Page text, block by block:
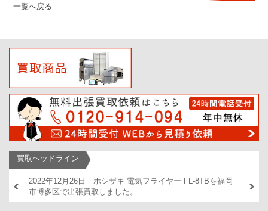
一覧へ戻る
買取ヘッドライン
2022年12月26日 ホシザキ 電気フライヤー FL-8TBを福岡
市博多区で出張買取しました。
出張買